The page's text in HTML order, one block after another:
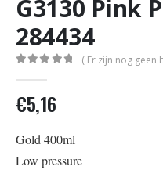
G3130 Pink
284434
( Er zijn nog geen
€5,16
Gold 400ml
Low pressure